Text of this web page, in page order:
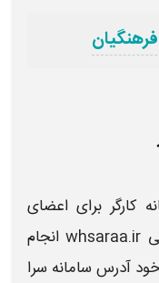
کارگر برای اعضای
whsaraa.ir انجام
خود آدرس سامانه سرا